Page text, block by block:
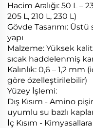
Hacim Aralığı: 50 L –
205 L, 210 L, 230 L)
Gövde Tasarımı:
yapı
Malzeme: Yüksek
sıcak haddelenmiş
Kalınlık: 0,6 – 1,2 mm
göre özelleştirilebilir)
Yüzey İşlemi:
Dış Kısım - Amino
uyumlu su bazlı
İç Kısım -